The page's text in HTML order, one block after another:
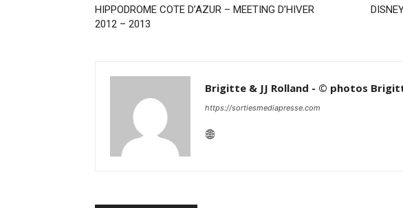
HIPPODROME COTE D’AZUR – MEETING D’HIVER
2012 – 2013
Brigitte & JJ Rolland - © photos
https://sortiesmediapresse.com